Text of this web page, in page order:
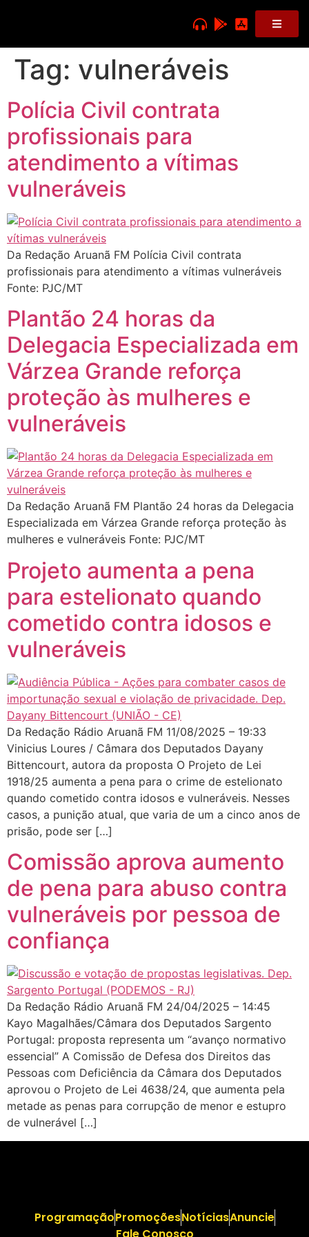
Tag: vulneráveis
Polícia Civil contrata
profissionais para
atendimento a vítimas
vulneráveis
Da Redação Aruanã FM Polícia Civil contrata
profissionais para atendimento a vítimas vulneráveis
Fonte: PJC/MT
Plantão 24 horas da
Delegacia Especializada em
Várzea Grande reforça
proteção às mulheres e
vulneráveis
Da Redação Aruanã FM Plantão 24 horas da Delegacia
Especializada em Várzea Grande reforça proteção às
mulheres e vulneráveis Fonte: PJC/MT
Projeto aumenta a pena
para estelionato quando
cometido contra idosos e
vulneráveis
Da Redação Rádio Aruanã FM 11/08/2025 – 19:33
Vinicius Loures / Câmara dos Deputados Dayany
Bittencourt, autora da proposta O Projeto de Lei
1918/25 aumenta a pena para o crime de estelionato
quando cometido contra idosos e vulneráveis. Nesses
casos, a punição atual, que varia de um a cinco anos de
prisão, pode ser […]
Comissão aprova aumento
de pena para abuso contra
vulneráveis por pessoa de
confiança
Da Redação Rádio Aruanã FM 24/04/2025 – 14:45
Kayo Magalhães/Câmara dos Deputados Sargento
Portugal: proposta representa um “avanço normativo
essencial” A Comissão de Defesa dos Direitos das
Pessoas com Deficiência da Câmara dos Deputados
aprovou o Projeto de Lei 4638/24, que aumenta pela
metade as penas para corrupção de menor e estupro
de vulnerável […]
ProgramaçãoPromoçõesNotíciasAnuncie
Fale Conosco